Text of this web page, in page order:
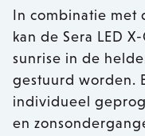
In combinatie met
kan de Sera LED
sunrise in de
gestuurd worden.
individueel
en